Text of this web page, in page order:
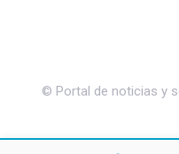
© Portal de noticias y